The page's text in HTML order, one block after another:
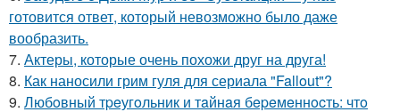
готовится ответ, который невозможно было даже
вообразить.
7. Актеры, которые очень похожи друг на друга!
8. Как наносили грим гуля для сериала "Fallout"?
9. Любoвный тpeугoльник и тaйнaя бepeмeннocть: чтo